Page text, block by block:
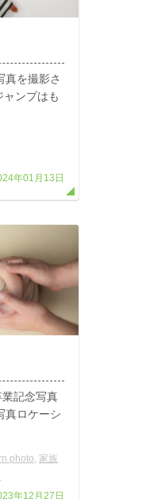
を撮影さ
ンプはも
年01月13日
記念写真
真ロケーシ
photo, 家族
年12月27日